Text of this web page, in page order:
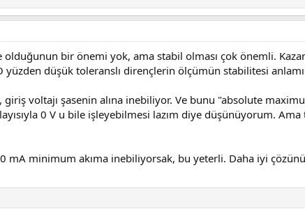
akıma göre doğrusal çıkış verip vermediğine bakabiliriz. Mesela
artık top ADC de.
başına kaç mV değiştiğini bulup, bunu ham ADC okuması ile oranlayıp
olduğunun bir önemi yok, ama stabil olması çok önemli.
yüzden düşük toleranslı dirençlerin ölçümün stabilitesi
giriş voltajı şasenin alına inebiliyor. Ve bunu "absolute
0 V u bile işleyebilmesi lazım diye düşünüyorum.
mA minimum akıma inebiliyorsak, bu yeterli. Daha iyi